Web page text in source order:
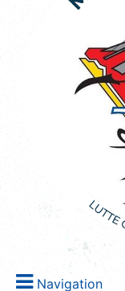
Navigation